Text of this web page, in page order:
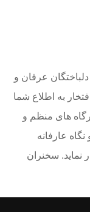
عرفان و
به اطلاع شما
های منظم و
عارفانه
نماید. سخنران